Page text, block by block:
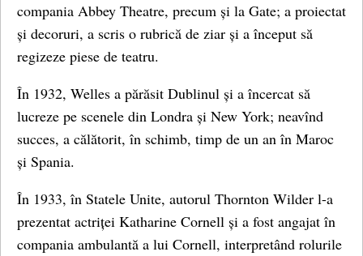
compania Abbey Theatre, precum și la Gate; a proiectat
și decoruri, a scris o rubrică de ziar și a început să
regizeze piese de teatru.
În 1932, Welles a părăsit Dublinul și a încercat să
lucreze pe scenele din Londra și New York; neavînd
succes, a călătorit, în schimb, timp de un an în Maroc
și Spania.
În 1933, în Statele Unite, autorul Thornton Wilder l-a
prezentat actriței Katharine Cornell și a fost angajat în
compania ambulantă a lui Cornell, interpretând rolurile